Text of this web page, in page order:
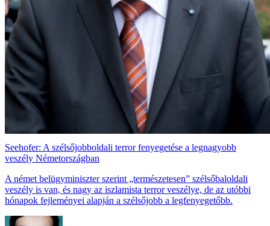
Seehofer: A szélsőjobboldali terror fenyegetése a legnagyobb
veszély Németországban
A német belügyminiszter szerint „természetesen” szélsőbaloldali
veszély is van, és nagy az iszlamista terror veszélye, de az utóbbi
hónapok fejleményei alapján a szélsőjobb a legfenyegetőbb.